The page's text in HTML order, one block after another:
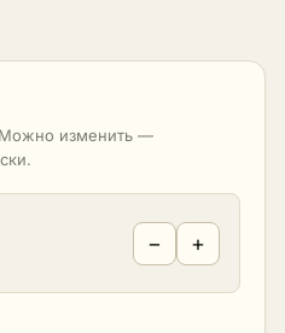
Можно изменить —
− +